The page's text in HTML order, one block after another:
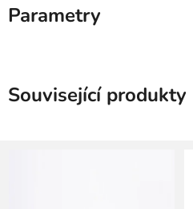
Parametry
Související produkty